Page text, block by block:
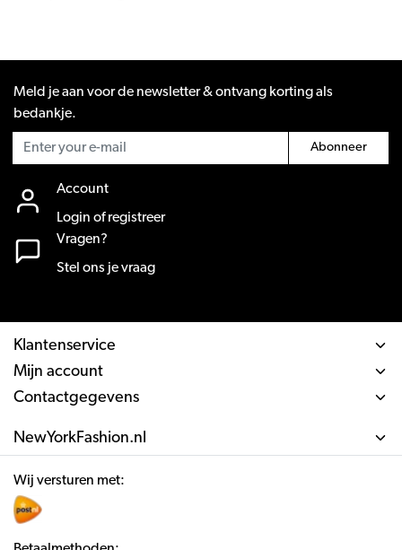
Meld je aan voor de newsletter & ontvang korting als
bedankje.
Abonneer
Account
Login of registreer
Vragen?
Stel ons je vraag
Klantenservice
Mijn account
Contactgegevens
NewYorkFashion.nl
Wij versturen met: